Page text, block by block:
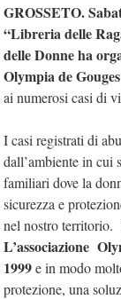
GROSSETO.
“Libreria delle
delle Donne ha
Olympia de Gouges
ai numerosi casi di
I casi registrati di
dall’ambiente in cui
familiari dove la
sicurezza e
nel nostro territorio.
L’associazione
1999e in modo
protezione, una